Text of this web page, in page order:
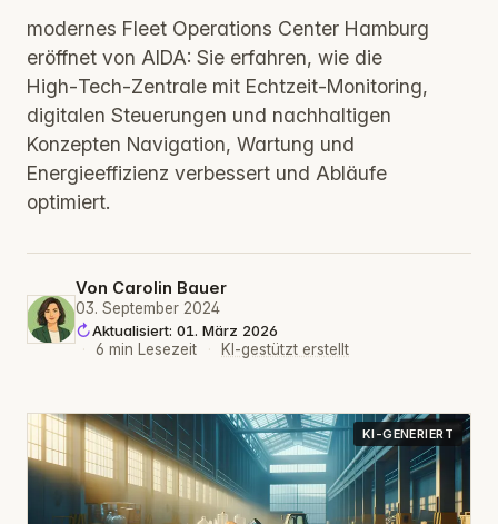
modernes Fleet Operations Center Hamburg
eröffnet von AIDA: Sie erfahren, wie die
High‑Tech‑Zentrale mit Echtzeit‑Monitoring,
digitalen Steuerungen und nachhaltigen
Konzepten Navigation, Wartung und
Energieeffizienz verbessert und Abläufe
optimiert.
Von Carolin Bauer
03. September 2024
Aktualisiert: 01. März 2026
·
6 min Lesezeit · KI-gestützt erstellt
KI-GENERIERT